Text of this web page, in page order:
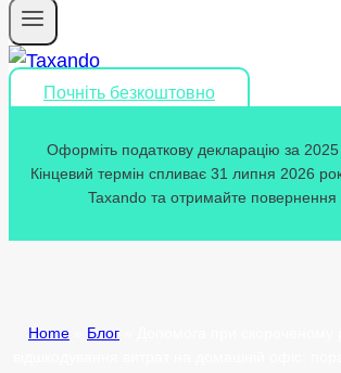
Почніть безкоштовно
Оформіть податкову декларацію за 2025
Кінцевий термін спливає 31 липня 2026
Taxando та отримайте повернення
Home Блог